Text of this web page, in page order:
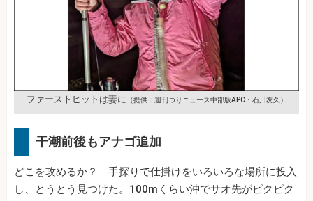
ファーストヒットは妻に （提供：週刊つりニュース中部版APC・石川友久）
干潮前後もアナゴ追加
どこを攻めるか？ 手探りで仕掛けをいろいろな場所に投入
し、とうとう見つけた。100mくらい沖でサオ先がピクピク